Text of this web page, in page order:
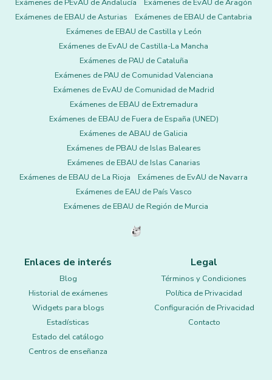
Exámenes de PEvAU de Andalucía
Exámenes de EvAU de Aragón
Exámenes de EBAU de Asturias
Exámenes de EBAU de Cantabria
Exámenes de EBAU de Castilla y León
Exámenes de EvAU de Castilla-La Mancha
Exámenes de PAU de Cataluña
Exámenes de PAU de Comunidad Valenciana
Exámenes de EvAU de Comunidad de Madrid
Exámenes de EBAU de Extremadura
Exámenes de EBAU de Fuera de España (UNED)
Exámenes de ABAU de Galicia
Exámenes de PBAU de Islas Baleares
Exámenes de EBAU de Islas Canarias
Exámenes de EBAU de La Rioja
Exámenes de EvAU de Navarra
Exámenes de EAU de País Vasco
Exámenes de EBAU de Región de Murcia
Enlaces de interés
Blog
Historial de exámenes
Widgets para blogs
Estadísticas
Estado del catálogo
Centros de enseñanza
Legal
Términos y Condiciones
Política de Privacidad
Configuración de Privacidad
Contacto